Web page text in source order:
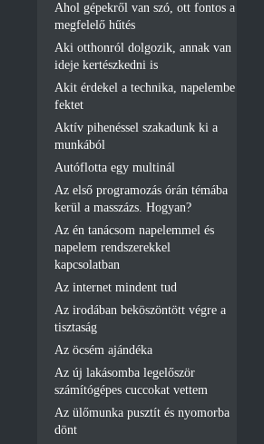
Ahol gépekről van szó, ott fontos a
megfelelő hűtés
Aki otthonról dolgozik, annak van
ideje kertészkedni is
Akit érdekel a technika, napelembe
fektet
Aktív pihenéssel szakadunk ki a
munkából
Autóflotta egy multinál
Az első programozás órán témába
kerül a masszázs. Hogyan?
Az én tanácsom napelemmel és
napelem rendszerekkel
kapcsolatban
Az internet mindent tud
Az irodában beköszöntött végre a
tisztaság
Az öcsém ajándéka
Az új lakásomba legelőször
számítógépes cuccokat vettem
Az ülőmunka pusztít és nyomorba
dönt